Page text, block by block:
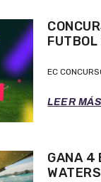
EC
LEER MÁS
GANA 4
WATERS